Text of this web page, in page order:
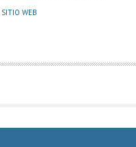
U
R
SITIO WEB